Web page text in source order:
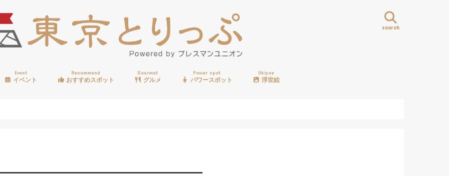
search
Event
イベント
Recommend
おすすめスポット
Gourmet
グルメ
Power spot
パワースポット
Ukiyoe
浮世絵